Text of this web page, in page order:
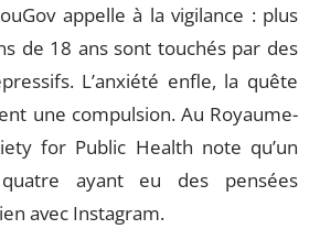
appelle à la vigilance : plus
de 18 ans sont touchés par des
L’anxiété enfle, la quête
une compulsion. Au Royaume-
for Public Health note qu’un
ayant eu des pensées
avec Instagram.